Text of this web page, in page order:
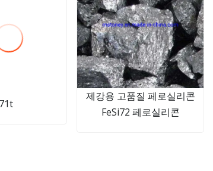
제강용 고품질 페로실리콘
FeSi72 페로실리콘